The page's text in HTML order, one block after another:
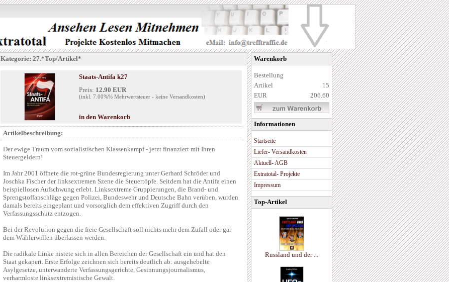
Kategorie: 27.*Top/Artikel*
Staats-Antifa k27
Preis: 12.90 EUR
(inkl. 7.00%% Mehrwertsteuer - keine Versandkosten)
in den Warenkorb
Artikelbeschreibung:
Der ewige Traum vom sozialistischen Klassenkampf - jetzt finanziert mit Ihren
Steuergeldern!
Im Jahr 2001 öffnete die rot-grüne Bundesregierung unter Gerhard Schröder und
Joschka Fischer der linksextremen Szene die Steuertöpfe. Seitdem hat die Antifa einen
beispiellosen Aufschwung erlebt. Linksextreme Gruppierungen, die Brand- und
Sprengstoffanschläge gegen Polizei, Bundeswehr und Deutsche Bahn verüben, wurden
damals bereits eingeplant und vorsorglich dem effektiven Zugriff durch den
Verfassungsschutz entzogen.
Bei der Revolution gegen die freie Gesellschaft soll nichts mehr dem Zufall oder gar
dem Wählerwillen überlassen werden.
Die radikale Linke nistete sich in allen Bereichen der Gesellschaft ein und hat den
Staat gekapert. Erste Erfolge zeichnen sich bereits deutlich ab: ausgehebelte
Asylgesetze, unterwanderte Verfassungsgerichte, Gesinnungsjournalismus,
verharmloste linksextremistische Gewalt.
Warenkorb
Bestellung
Artikel
15
EUR
206.60
Informationen
Startseite
Liefer- Versandkosten
Aktuell- AGB
Extratotal- Projekte
Impressum
Top-Artikel
Russland und der ...